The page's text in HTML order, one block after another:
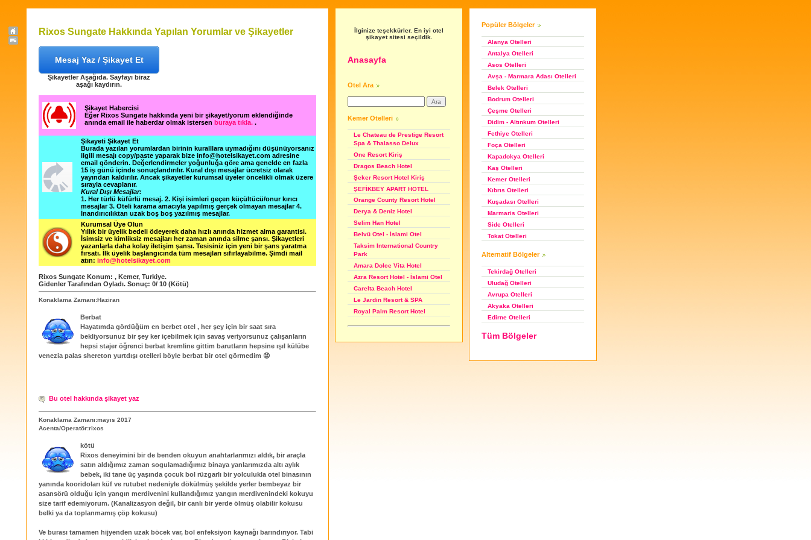
Rixos Sungate Hakkında Yapılan Yorumlar ve Şikayetler
Mesaj Yaz / Şikayet Et
Şikayetler Aşağıda. Sayfayı biraz
aşağı kaydırın.
Şikayet Habercisi
Eğer Rixos Sungate hakkında yeni bir şikayet/yorum eklendiğinde
anında email ile haberdar olmak istersen buraya tıkla. .
Şikayeti Şikayet Et
Burada yazılan yorumlardan birinin kuralllara uymadığını düşünüyorsanız
ilgili mesajı copy/paste yaparak bize info@hotelsikayet.com adresine
email gönderin. Değerlendirmeler yoğunluğa göre ama genelde en fazla
15 iş günü içinde sonuçlandırılır. Kural dışı mesajlar ücretsiz olarak
yayından kaldırılır. Ancak şikayetler kurumsal üyeler öncelikli olmak üzere
sırayla cevaplanır.
Kural Dışı Mesajlar:
1. Her türlü küfürlü mesaj. 2. Kişi isimleri geçen küçültücü/onur kırıcı
mesajlar 3. Oteli karama amacıyla yapılmış gerçek olmayan mesajlar 4.
İnandırıcılıktan uzak boş boş yazılmış mesajlar.
Kurumsal Üye Olun
Yıllık bir üyelik bedeli ödeyerek daha hızlı anında hizmet alma garantisi.
İsimsiz ve kimliksiz mesajları her zaman anında silme şansı. Şikayetleri
yazanlarla daha kolay iletişim şansı. Tesisiniz için yeni bir şans yaratma
fırsatı. İlk üyelik başlangıcında tüm mesajları sıfırlayabilme. Şimdi mail
atın: info@hotelsikayet.com
Rixos Sungate Konum: , Kemer, Turkiye.
Gidenler Tarafından Oyladı. Sonuç: 0/ 10 (Kötü)
Konaklama Zamanı:Haziran
Berbat
Hayatımda gördüğüm en berbet otel , her şey için bir saat sıra
bekliyorsunuz bir şey ker içebilmek için savaş veriyorsunuz çalışanların
hepsi stajer öğrenci berbat kremline gittim barutların hepsine ışıl külübe
venezia palas shereton yurtdışı otelleri böyle berbat bir otel görmedim 😡
Bu otel hakkında şikayet yaz
Konaklama Zamanı:mayıs 2017
Acenta/Operatör:rixos
kötü
Rixos deneyimini bir de benden okuyun anahtarlarımızı aldık, bir araçla
satın aldığımız zaman sogulamadığımız binaya yanlarımızda altı aylık
bebek, iki tane üç yaşında çocuk bol rüzgarlı bir yolculukla otel binasının
yanında kooridoları küf ve rutubet nedeniyle dökülmüş şekilde yerler bembeyaz bir
asansörü olduğu için yangın merdivenini kullandığımız yangın merdivenindeki kokuyu
size tarif edemiyorum. (Kanalizasyon değil, bir canlı bir yerde ölmüş olabilir kokusu
belki ya da toplanmamış çöp kokusu)
Ve burası tamamen hijyenden uzak böcek var, bol enfeksiyon kaynağı barındırıyor. Tabi
İlginize teşekkürler. En iyi otel
şikayet sitesi seçildik.
Anasayfa
Otel Ara
Kemer Otelleri
Le Chateau de Prestige Resort
Spa & Thalasso Delux
One Resort Kiriş
Dragos Beach Hotel
Şeker Resort Hotel Kiriş
ŞEFİKBEY APART HOTEL
Orange County Resort Hotel
Derya & Deniz Hotel
Selim Han Hotel
Belvü Otel - İslami Otel
Taksim International Country
Park
Amara Dolce Vita Hotel
Azra Resort Hotel - İslami Otel
Carelta Beach Hotel
Le Jardin Resort & SPA
Royal Palm Resort Hotel
Popüler Bölgeler
Alanya Otelleri
Antalya Otelleri
Asos Otelleri
Avşa - Marmara Adası Otelleri
Belek Otelleri
Bodrum Otelleri
Çeşme Otelleri
Didim - Altınkum Otelleri
Fethiye Otelleri
Foça Otelleri
Kapadokya Otelleri
Kaş Otelleri
Kemer Otelleri
Kıbrıs Otelleri
Kuşadası Otelleri
Marmaris Otelleri
Side Otelleri
Tokat Otelleri
Alternatif Bölgeler
Tekirdağ Otelleri
Uludağ Otelleri
Avrupa Otelleri
Akyaka Otelleri
Edirne Otelleri
Tüm Bölgeler